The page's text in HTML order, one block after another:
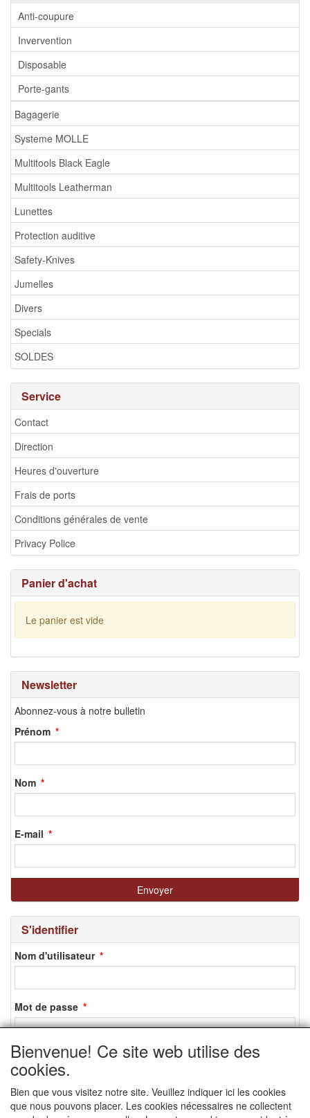
Anti-coupure
Invervention
Disposable
Porte-gants
Bagagerie
Systeme MOLLE
Multitools Black Eagle
Multitools Leatherman
Lunettes
Protection auditive
Safety-Knives
Jumelles
Divers
Specials
SOLDES
Service
Contact
Direction
Heures d'ouverture
Frais de ports
Conditions générales de vente
Privacy Police
Panier d'achat
Le panier est vide
Newsletter
Abonnez-vous à notre bulletin
Prénom
Nom
E-mail
S'identifier
Nom d'utilisateur
Mot de passe
S'inscrire
Bienvenue! Ce site web utilise des
cookies.
Bien que vous visitez notre site. Veuillez indiquer ici les cookies
que nous pouvons placer. Les cookies nécessaires ne collectent